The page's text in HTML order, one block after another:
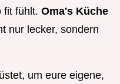
fit fühlt. Oma's Küche
nur lecker, sondern
um eure eigene,